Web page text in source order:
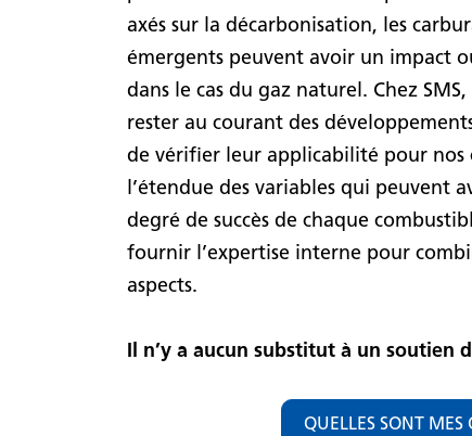
axés sur la décarbonisation, les
émergents peuvent avoir un impact
dans le cas du gaz naturel. Chez
rester au courant des
de vérifier leur applicabilité pour nos
l’étendue des variables qui peuvent
degré de succès de chaque
fournir l’expertise interne pour
aspects.
Il n’y a aucun substitut à un soutien
QUELLES SONT MES